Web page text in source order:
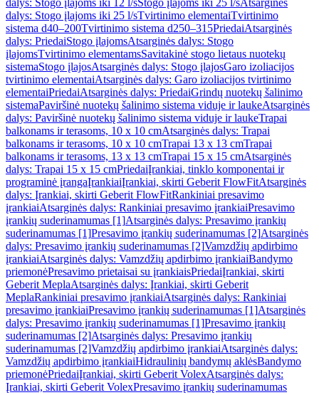
dalys: Stogo įlajoms iki 12 l/sStogo įlajoms iki 25 l/sAtsarginės
dalys: Stogo įlajoms iki 25 l/sTvirtinimo elementaiTvirtinimo
sistema d40–200Tvirtinimo sistema d250–315PriedaiAtsarginės
dalys: PriedaiStogo įlajomsAtsarginės dalys: Stogo
įlajomsTvirtinimo elementamsSavitakinė stogo lietaus nuotekų
sistemaStogo įlajosAtsarginės dalys: Stogo įlajosGaro izoliacijos
tvirtinimo elementaiAtsarginės dalys: Garo izoliacijos tvirtinimo
elementaiPriedaiAtsarginės dalys: PriedaiGrindų nuotekų šalinimo
sistemaPaviršinė nuotekų šalinimo sistema viduje ir laukeAtsarginės
dalys: Paviršinė nuotekų šalinimo sistema viduje ir laukeTrapai
balkonams ir terasoms, 10 x 10 cmAtsarginės dalys: Trapai
balkonams ir terasoms, 10 x 10 cmTrapai 13 x 13 cmTrapai
balkonams ir terasoms, 13 x 13 cmTrapai 15 x 15 cmAtsarginės
dalys: Trapai 15 x 15 cmPriedaiĮrankiai, tinklo komponentai ir
programinė įrangaĮrankiaiĮrankiai, skirti Geberit FlowFitAtsarginės
dalys: Įrankiai, skirti Geberit FlowFitRankiniai presavimo
įrankiaiAtsarginės dalys: Rankiniai presavimo įrankiaiPresavimo
įrankių suderinamumas [1]Atsarginės dalys: Presavimo įrankių
suderinamumas [1]Presavimo įrankių suderinamumas [2]Atsarginės
dalys: Presavimo įrankių suderinamumas [2]Vamzdžių apdirbimo
įrankiaiAtsarginės dalys: Vamzdžių apdirbimo įrankiaiBandymo
priemonėPresavimo prietaisai su įrankiaisPriedaiĮrankiai, skirti
Geberit MeplaAtsarginės dalys: Įrankiai, skirti Geberit
MeplaRankiniai presavimo įrankiaiAtsarginės dalys: Rankiniai
presavimo įrankiaiPresavimo įrankių suderinamumas [1]Atsarginės
dalys: Presavimo įrankių suderinamumas [1]Presavimo įrankių
suderinamumas [2]Atsarginės dalys: Presavimo įrankių
suderinamumas [2]Vamzdžių apdirbimo įrankiaiAtsarginės dalys:
Vamzdžių apdirbimo įrankiaiHidraulinių bandymų aklėsBandymo
priemonėPriedaiĮrankiai, skirti Geberit VolexAtsarginės dalys:
Įrankiai, skirti Geberit VolexPresavimo įrankių suderinamumas